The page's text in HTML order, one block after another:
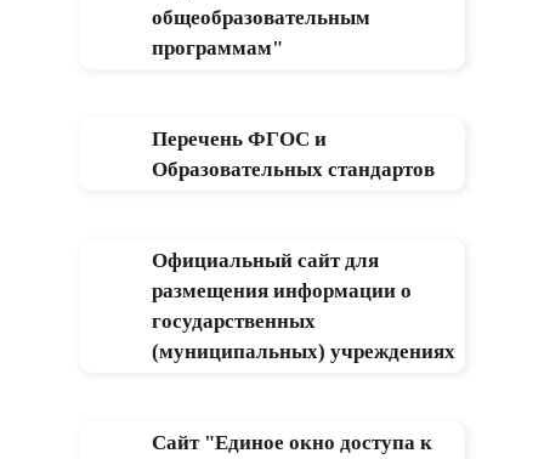
общеобразовательным
программам"
Перечень ФГОС и
Образовательных стандартов
Официальный сайт для
размещения информации о
государственных
(муниципальных) учреждениях
Сайт "Единое окно доступа к